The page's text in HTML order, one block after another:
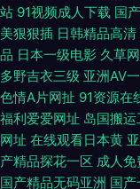
人免费视频 国产mn视频
频 久久草午夜福利 91
线免费看 精品福利
站 91视频成人下载 国
美狠狠插 日韩精品高清
品 日本一级电影 久草
多野吉衣三级 亚洲AV
色情A片网扯 91资源在
福利爱爱网址 岛国搬
网址 在线观看日本黄
产精品探花一区 成人
国产精品无码亚洲 国